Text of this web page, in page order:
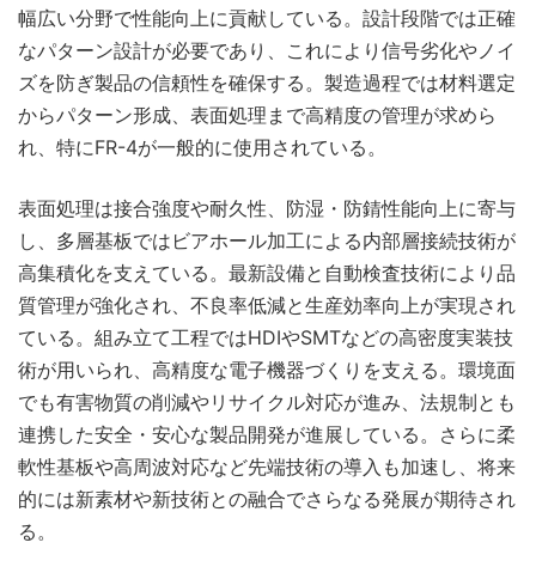
幅広い分野で性能向上に貢献している。設計段階では正確
なパターン設計が必要であり、これにより信号劣化やノイ
ズを防ぎ製品の信頼性を確保する。製造過程では材料選定
からパターン形成、表面処理まで高精度の管理が求めら
れ、特にFR-4が一般的に使用されている。
表面処理は接合強度や耐久性、防湿・防錆性能向上に寄与
し、多層基板ではビアホール加工による内部層接続技術が
高集積化を支えている。最新設備と自動検査技術により品
質管理が強化され、不良率低減と生産効率向上が実現され
ている。組み立て工程ではHDIやSMTなどの高密度実装技
術が用いられ、高精度な電子機器づくりを支える。環境面
でも有害物質の削減やリサイクル対応が進み、法規制とも
連携した安全・安心な製品開発が進展している。さらに柔
軟性基板や高周波対応など先端技術の導入も加速し、将来
的には新素材や新技術との融合でさらなる発展が期待され
る。